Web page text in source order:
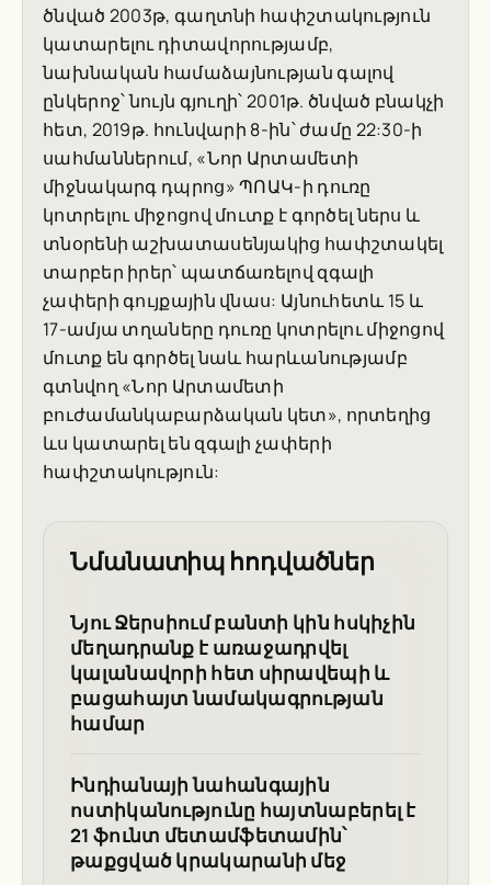
ծնված 2003թ, գաղտնի հափշտակություն
կատարելու դիտավորությամբ,
նախնական համաձայնության գալով
ընկերոջ՝ նույն գյուղի՝ 2001թ. ծնված բնակչի
հետ, 2019թ. հունվարի 8-ին՝ ժամը 22:30-ի
սահմաններում, «Նոր Արտամետի
միջնակարգ դպրոց» ՊՈԱԿ-ի դուռը
կոտրելու միջոցով մուտք է գործել ներս և
տնօրենի աշխատասենյակից հափշտակել
տարբեր իրեր՝ պատճառելով զգալի
չափերի գույքային վնաս: Այնուհետև 15 և
17-ամյա տղաները դուռը կոտրելու միջոցով
մուտք են գործել նաև հարևանությամբ
գտնվող «Նոր Արտամետի
բուժամանկաբարձական կետ», որտեղից
ևս կատարել են զգալի չափերի
հափշտակություն:
Նմանատիպ հոդվածներ
Նյու Ջերսիում բանտի կին հսկիչին
մեղադրանք է առաջադրվել
կալանավորի հետ սիրավեպի և
բացահայտ նամակագրության
համար
Ինդիանայի նահանգային
ոստիկանությունը հայտնաբերել է
21 ֆունտ մետամֆետամին՝
թաքցված կրակարանի մեջ